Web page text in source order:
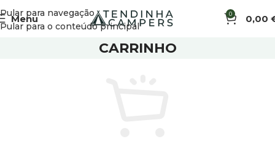
Pular para navegação
Pular para o conteúdo principal
Menu 0 0,00
CARRINHO